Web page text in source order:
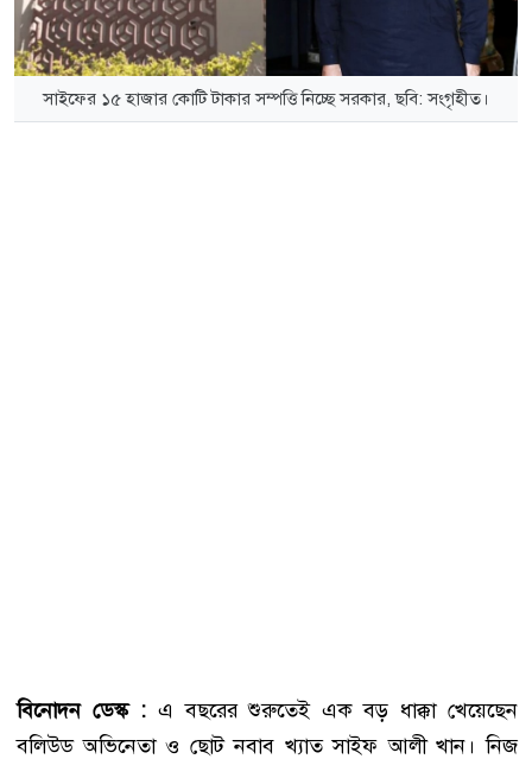
সাইফের ১৫ হাজার কোটি টাকার সম্পত্তি নিচ্ছে সরকার, ছবি: সংগৃহীত।
বিনোদন ডেস্ক : এ বছরের শুরুতেই এক বড় ধাক্কা খেয়েছেন
বলিউড অভিনেতা ও ছোট নবাব খ্যাত সাইফ আলী খান। নিজ